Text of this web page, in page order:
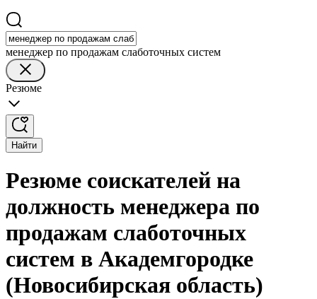
менеджер по продажам слаботочных систем
Резюме
Найти
Резюме соискателей на
должность менеджера по
продажам слаботочных
систем в Академгородке
(Новосибирская область)